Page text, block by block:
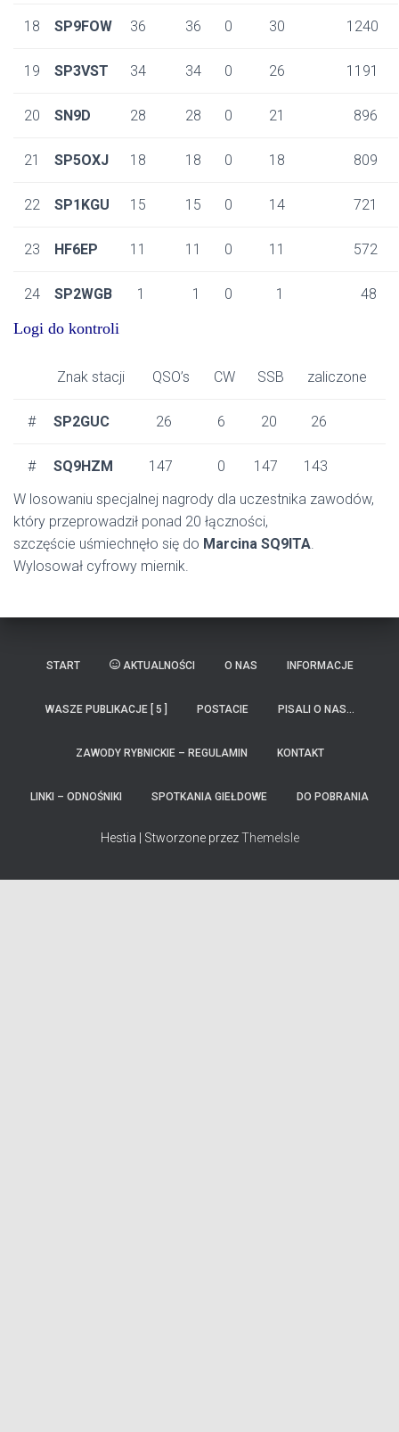
18 SP9FOW 36 36 0 30 1240
19 SP3VST 34 34 0 26 1191
20 SN9D 28 28 0 21 896
21 SP5OXJ 18 18 0 18 809
22 SP1KGU 15 15 0 14 721
23 HF6EP 11 11 0 11 572
24 SP2WGB 1 1 0 1 48
Logi do kontroli
Znak stacji QSO’s CW SSB zaliczone
# SP2GUC 26 6 20 26
# SQ9HZM 147 0 147
143
W losowaniu specjalnej nagrody dla uczestnika zawodów,
który przeprowadził ponad 20 łączności,
szczęście uśmiechnęło się do Marcina SQ9ITA.
Wylosował cyfrowy miernik.
START AKTUALNOŚCI O NAS INFORMACJE
WASZE PUBLIKACJE [ 5 ] POSTACIE PISALI O NAS…
ZAWODY RYBNICKIE – REGULAMIN KONTAKT
LINKI – ODNOŚNIKI SPOTKANIA GIEŁDOWE DO POBRANIA
Hestia | Stworzone przezThemeIsle